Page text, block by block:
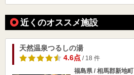
近くのオススメ施設
天然温泉つるしの湯
4.6点/ 18 件
福島県 / 相馬郡新地町